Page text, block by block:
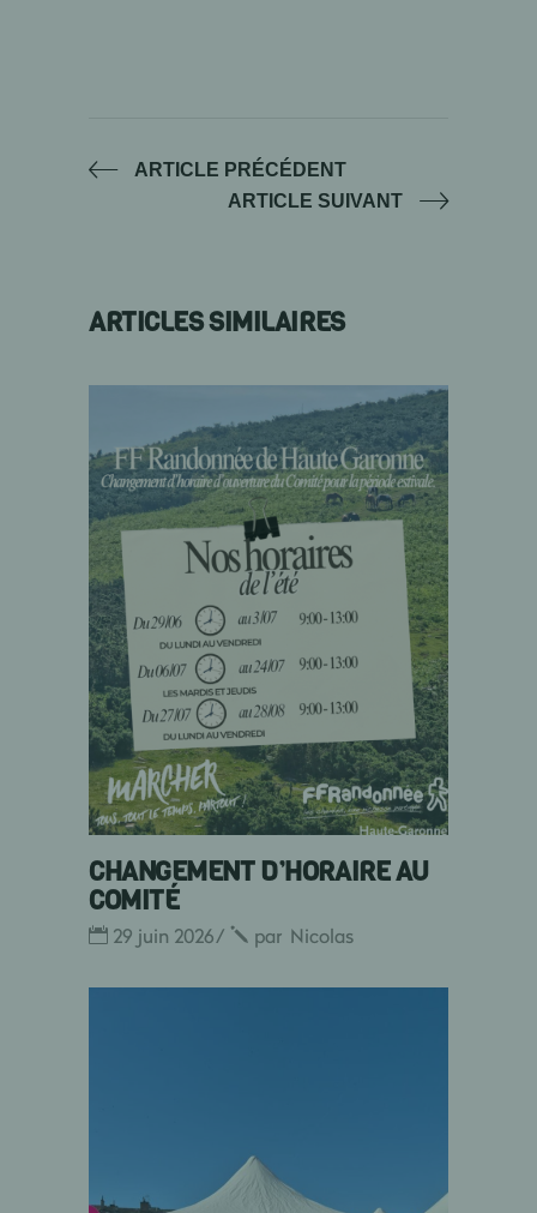
ARTICLE PRÉCÉDENT
ARTICLE SUIVANT
ARTICLES SIMILAIRES
CHANGEMENT D’HORAIRE AU
COMITÉ
29 juin 2026 par Nicolas